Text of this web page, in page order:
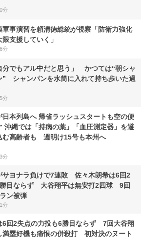
分
軍事演習を頼清徳総統が視察「防衛力強化
支援していく」
分
分でもアル中だと思う」 かつては“朝シャ
” シャンパンを水筒に入れて持ち歩いた過
分
日本列島へ 帰省ラッシュスタートも空の便
沖縄では「持病の薬」「血圧測定器」を避
む高齢者も 週明け15号も本州へ
分
サヨナラ負けで7連敗 佐々木朗希は6回2
目ならず 大谷翔平は無安打2四球 9回
ン被弾
分
6回2失点の力投も6勝目ならず 7回大谷翔
満塁好機も痛恨の併殺打 初対決のヌート